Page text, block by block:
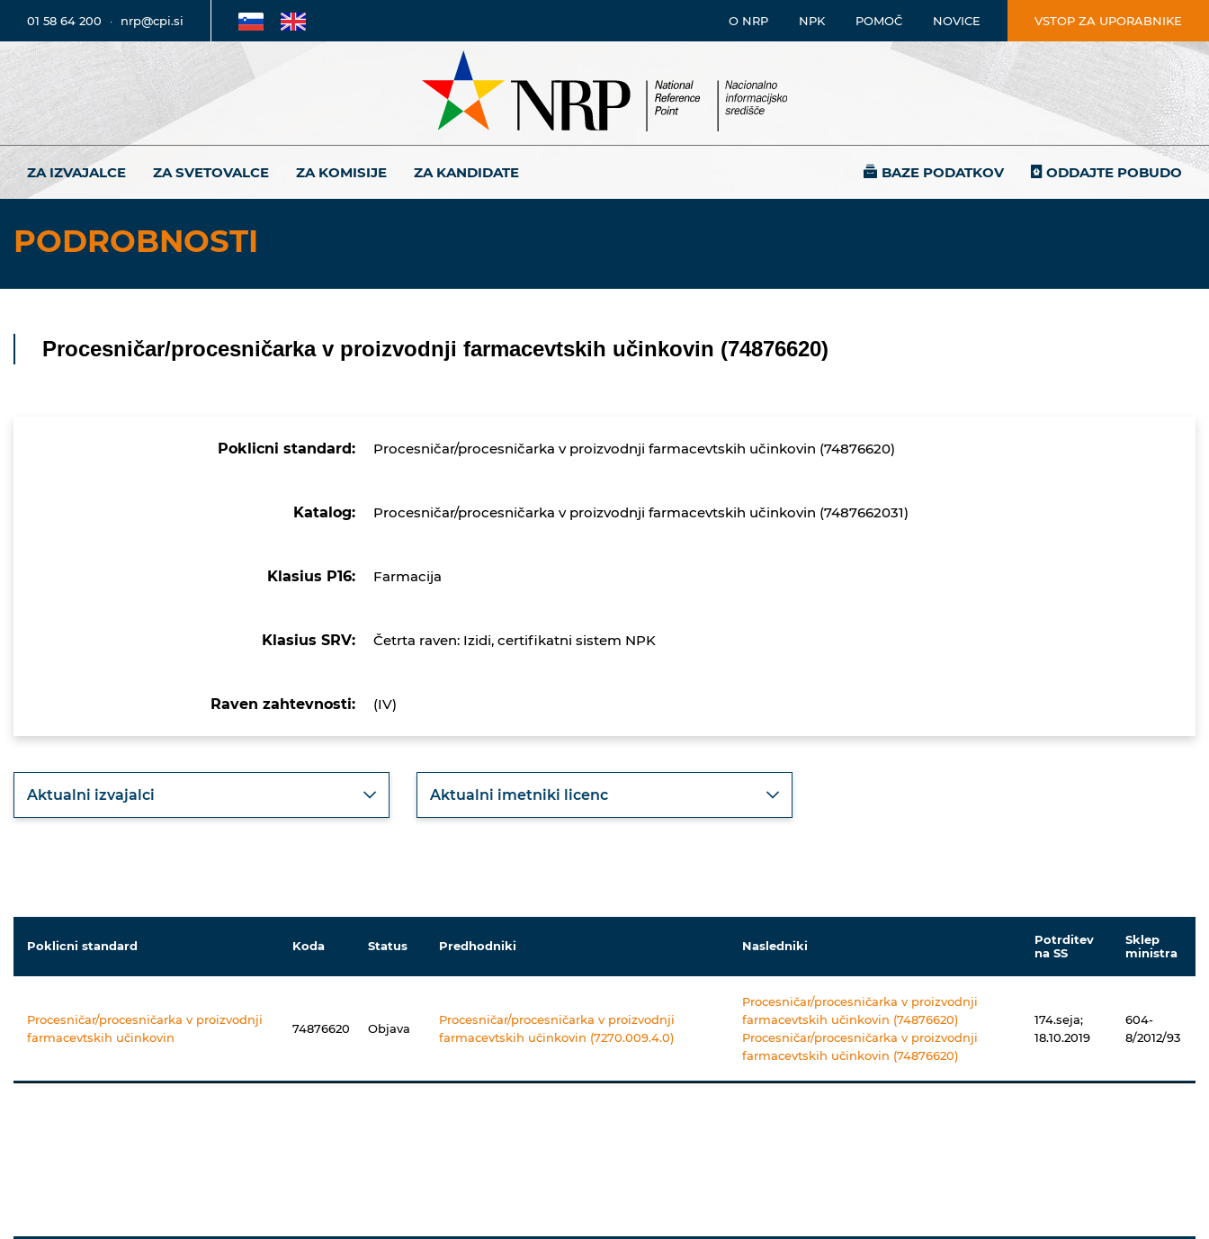
01 58 64 200 · nrp@cpi.si O NRP NPK POMOČ NOVICE VSTOP ZA UPORABNIKE
ZA IZVAJALCE ZA SVETOVALCE ZA KOMISIJE ZA KANDIDATE BAZE PODATKOV ODDAJTE POBUDO
PODROBNOSTI
Procesničar/procesničarka v proizvodnji farmacevtskih učinkovin (74876620)
Poklicni standard: Procesničar/procesničarka v proizvodnji farmacevtskih učinkovin (74876620)
Katalog: Procesničar/procesničarka v proizvodnji farmacevtskih učinkovin (7487662031)
Klasius P16: Farmacija
Klasius SRV: Četrta raven: Izidi, certifikatni sistem NPK
Raven zahtevnosti: (IV)
Aktualni izvajalci Aktualni imetniki licenc
Poklicni standard Koda Status Predhodniki Nasledniki
Potrditev
na SS
Sklep
ministra
Procesničar/procesničarka v proizvodnji
farmacevtskih učinkovin
74876620 Objava
Procesničar/procesničarka v proizvodnji
farmacevtskih učinkovin (7270.009.4.0)
Procesničar/procesničarka v proizvodnji
farmacevtskih učinkovin (74876620)
Procesničar/procesničarka v proizvodnji
farmacevtskih učinkovin (74876620)
174.seja;
18.10.2019
604-
8/2012/93